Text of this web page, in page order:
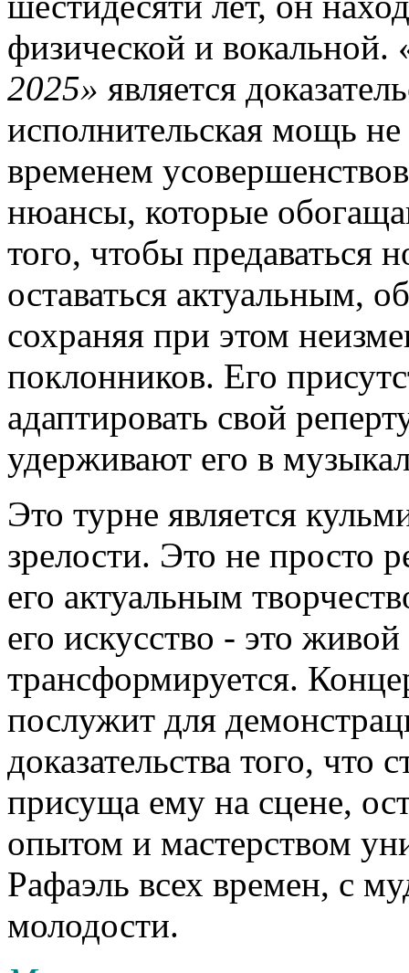
физической и вокальной.
2025» является
исполнительская мощь
временем
нюансы, которые
того, чтобы предаваться
оставаться актуальным,
сохраняя при этом
поклонников. Его
адаптировать свой
удерживают его в
Это турне является
зрелости. Это не просто
его актуальным
его искусство - это
трансформируется.
послужит для
доказательства того, что
присуща ему на сцене,
опытом и мастерством
Рафаэль всех времен, с
молодости.